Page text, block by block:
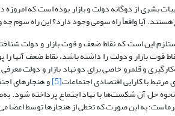
بشری از دوگانه دولت و بازار بوده است که
آیا واقعاً راه سومی وجود دارد؟ این راه سوم
این است که نقاط ضعف و قوت بازار و دولت
قوت بازار و دولت را داشته باشد، نقاط ضعف آنها
و قلمرو خاصی برای دو نهاد بازار و دولت
مرتبط با کارایی اقتصادی اجتماعات[5] و هنجارهای
نحوه‌ حل آن شکست‌ها با نهاد اجتماع پرداخته شود.
به این صورت که تخطی از هنجارها توسط اعضا